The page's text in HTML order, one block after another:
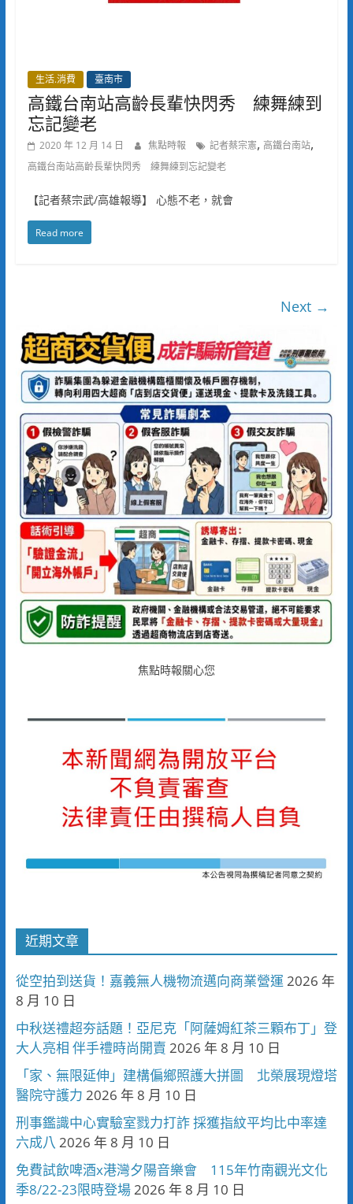
生活.消費 臺南市
高鐵台南站高齡長輩快閃秀 練舞練到
忘記變老
2020 年 12 月 14 日 焦點時報 記者蔡宗憲, 高鐵台南站,
高鐵台南站高齡長輩快閃秀 練舞練到忘記變老
【記者蔡宗武/高雄報導】 心態不老，就會
Read more
Next →
焦點時報關心您
近期文章
從空拍到送貨！嘉義無人機物流邁向商業營運 2026 年
8 月 10 日
中秋送禮超夯話題！亞尼克「阿薩姆紅茶三顆布丁」登
大人亮相 伴手禮時尚開賣 2026 年 8 月 10 日
「家、無限延伸」建構偏鄉照護大拼圖 北榮展現燈塔
醫院守護力 2026 年 8 月 10 日
刑事鑑識中心實驗室戮力打詐 採獲指紋平均比中率達
六成八 2026 年 8 月 10 日
免費試飲啤酒x港灣夕陽音樂會 115年竹南觀光文化
季8/22-23限時登場2026 年 8 月 10 日